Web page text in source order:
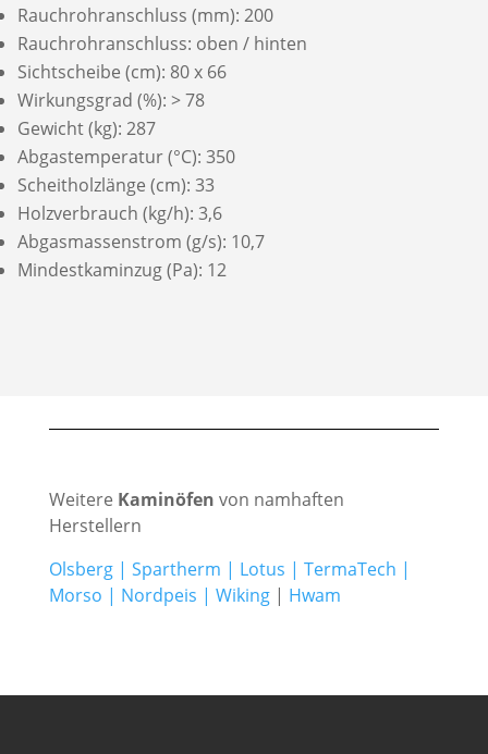
Rauchrohranschluss (mm): 200
Rauchrohranschluss: oben / hinten
Sichtscheibe (cm): 80 x 66
Wirkungsgrad (%): > 78
Gewicht (kg): 287
Abgastemperatur (°C): 350
Scheitholzlänge (cm): 33
Holzverbrauch (kg/h): 3,6
Abgasmassenstrom (g/s): 10,7
Mindestkaminzug (Pa): 12
Weitere Kaminöfen von namhaften
Herstellern
Olsberg| Spartherm | Lotus | TermaTech |
Morso | Nordpeis | Wiking| Hwam